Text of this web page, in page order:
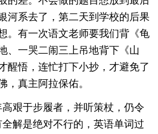
河系去了，第二天到学校的后果
。有一次语文老师要我们背《龟
、一哭二闹三上吊地背下《山
醒悟，连忙打下小抄，才避免了
，真主阿拉保佑。
艰于步履者，并听策杖，仍令
解是绝对不行的，英语单词过